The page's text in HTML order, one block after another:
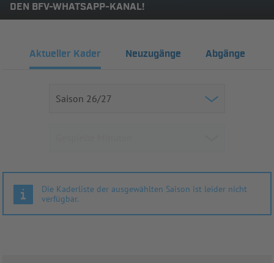
DEN BFV-WHATSAPP-KANAL!
Aktueller Kader Neuzugänge Abgänge
Die Kaderliste der ausgewählten Saison ist leider nicht
verfügbar.